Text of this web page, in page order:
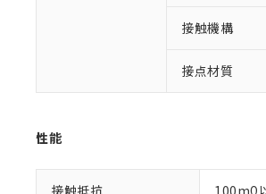
接触機構
接点材質
性能
接触抵抗 100mΩ